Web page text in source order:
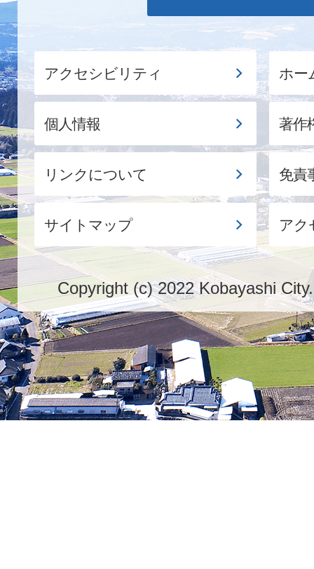
アクセシビリティ ホー
個人情報 著作
リンクについて 免責
サイトマップ アク
Copyright (c) 2022 Kobayashi